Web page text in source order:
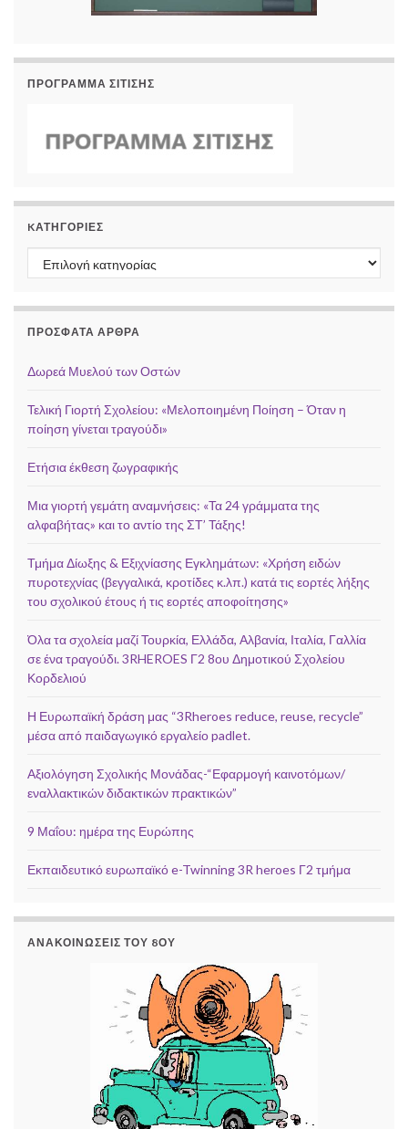
ΠΡΟΓΡΑΜΜΑ ΣΙΤΙΣΗΣ
KΑΤΗΓΟΡΊΕΣ
Kατηγορίες
ΠΡΌΣΦΑΤΑ ΆΡΘΡΑ
Δωρεά Μυελού των Οστών
Τελική Γιορτή Σχολείου: «Μελοποιημένη Ποίηση – Όταν η
ποίηση γίνεται τραγούδι»
Ετήσια έκθεση ζωγραφικής
Μια γιορτή γεμάτη αναμνήσεις: «Τα 24 γράμματα της
αλφαβήτας» και το αντίο της ΣΤ’ Τάξης!
Τμήμα Δίωξης & Εξιχνίασης Εγκλημάτων: «Χρήση ειδών
πυροτεχνίας (βεγγαλικά, κροτίδες κ.λπ.) κατά τις εορτές λήξης
του σχολικού έτους ή τις εορτές αποφοίτησης»
Όλα τα σχολεία μαζί Τουρκία, Ελλάδα, Αλβανία, Ιταλία, Γαλλία
σε ένα τραγούδι. 3RHEROES Γ2 8ου Δημοτικού Σχολείου
Κορδελιού
Η Ευρωπαϊκή δράση μας “3Rheroes reduce, reuse, recycle”
μέσα από παιδαγωγικό εργαλείο padlet.
Αξιολόγηση Σχολικής Μονάδας-“Εφαρμογή καινοτόμων/
εναλλακτικών διδακτικών πρακτικών”
9 Μαΐου: ημέρα της Ευρώπης
Εκπαιδευτικό ευρωπαϊκό e-Twinning 3R heroes Γ2 τμήμα
ΑΝΑΚΟΙΝΏΣΕΙΣ ΤΟΥ 8ΟΥ